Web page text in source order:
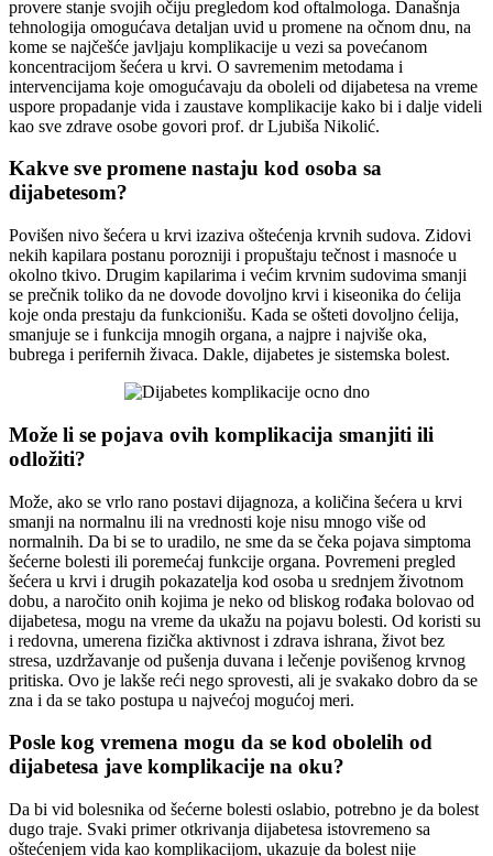
provere stanje svojih očiju pregledom kod oftalmologa. Današnja
tehnologija omogućava detaljan uvid u promene na očnom dnu, na
kome se najčešće javljaju komplikacije u vezi sa povećanom
koncentracijom šećera u krvi. O savremenim metodama i
intervencijama koje omogućavaju da oboleli od dijabetesa na vreme
uspore propadanje vida i zaustave komplikacije kako bi i dalje videli
kao sve zdrave osobe govori prof. dr Ljubiša Nikolić.
Kakve sve promene nastaju kod osoba sa
dijabetesom?
Povišen nivo šećera u krvi izaziva oštećenja krvnih sudova. Zidovi
nekih kapilara postanu porozniji i propuštaju tečnost i masnoće u
okolno tkivo. Drugim kapilarima i većim krvnim sudovima smanji
se prečnik toliko da ne dovode dovoljno krvi i kiseonika do ćelija
koje onda prestaju da funkcionišu. Kada se ošteti dovoljno ćelija,
smanjuje se i funkcija mnogih organa, a najpre i najviše oka,
bubrega i perifernih živaca. Dakle, dijabetes je sistemska bolest.
Može li se pojava ovih komplikacija smanjiti ili
odložiti?
Može, ako se vrlo rano postavi dijagnoza, a količina šećera u krvi
smanji na normalnu ili na vrednosti koje nisu mnogo više od
normalnih. Da bi se to uradilo, ne sme da se čeka pojava simptoma
šećerne bolesti ili poremećaj funkcije organa. Povremeni pregled
šećera u krvi i drugih pokazatelja kod osoba u srednjem životnom
dobu, a naročito onih kojima je neko od bliskog rođaka bolovao od
dijabetesa, mogu na vreme da ukažu na pojavu bolesti. Od koristi su
i redovna, umerena fizička aktivnost i zdrava ishrana, život bez
stresa, uzdržavanje od pušenja duvana i lečenje povišenog krvnog
pritiska. Ovo je lakše reći nego sprovesti, ali je svakako dobro da se
zna i da se tako postupa u najvećoj mogućoj meri.
Posle kog vremena mogu da se kod obolelih od
dijabetesa jave komplikacije na oku?
Da bi vid bolesnika od šećerne bolesti oslabio, potrebno je da bolest
dugo traje. Svaki primer otkrivanja dijabetesa istovremeno sa
oštećenjem vida kao komplikacijom, ukazuje da bolest nije